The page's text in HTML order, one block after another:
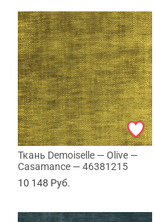
Ткань Demoiselle — Olive —
Casamance — 46381215
10 148 Руб.